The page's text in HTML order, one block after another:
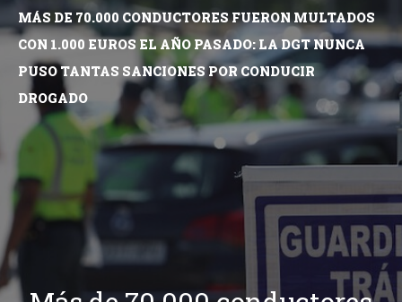
MÁS DE 70.000 CONDUCTORES FUERON MULTADOS
CON 1.000 EUROS EL AÑO PASADO: LA DGT NUNCA
PUSO TANTAS SANCIONES POR CONDUCIR
DROGADO